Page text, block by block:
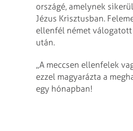
országé, amelynek
Jézus Krisztusban.
ellenfél német válogatott
után.
„A meccsen ellenfelek
ezzel magyarázta a
egy hónapban!